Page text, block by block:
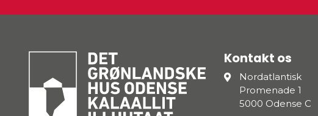
Kontakt os
Nordatlantisk
Promenade 1
5000 Odense C